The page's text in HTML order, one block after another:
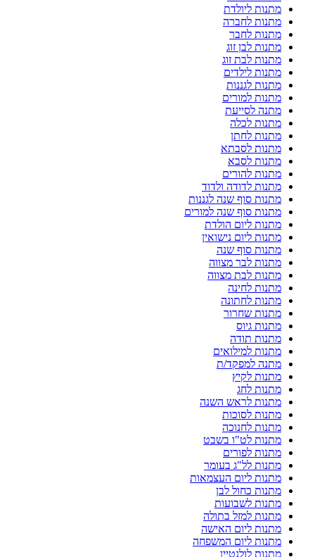
מתנות ליולדת
מתנות לחברה
מתנות לחבר
מתנות לבן זוג
מתנות לבת זוג
מתנות לילדים
מתנות לגננות
מתנות למורים
מתנה לסייעת
מתנות לכלה
מתנות לחתן
מתנות לסבתא
מתנות לסבא
מתנות להורים
מתנות לדודה ולדוד
מתנות סוף שנה לגננות
מתנות סוף שנה למורים
מתנות ליום הולדת
מתנות ליום נישואין
מתנות סוף שנה
מתנות לבר מצווה
מתנות לבת מצווה
מתנות לחינה
מתנות לחתונה
מתנות שחרור
מתנות גיוס
מתנות תודה
מתנות למילואים
מתנה למפקד/ת
מתנות לקיץ
מתנות לחג
מתנות לראש השנה
מתנות לסוכות
מתנות לחנוכה
מתנות לט"ו בשבט
מתנות לפורים
מתנות לל"ג בעומר
מתנות ליום העצמאות
מתנות כחול לבן
מתנות לשבועות
מתנות למזל בתולה
מתנות ליום האישה
מתנות ליום המשפחה
מתנות לולנטיין